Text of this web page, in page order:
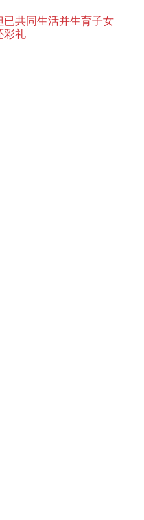
已共同生活并生育子女
彩礼